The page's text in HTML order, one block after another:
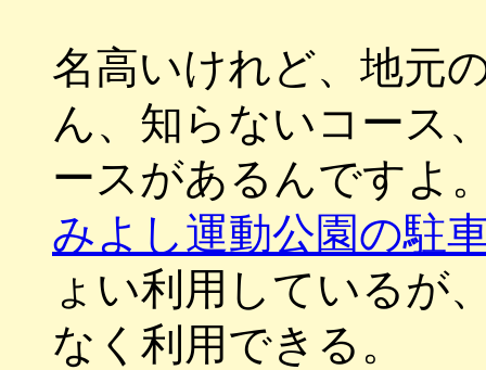
名高いけれど、地元
ん、知らないコース
ースがあるんですよ
みよし運動公園の駐
ょい利用しているが
なく利用できる。